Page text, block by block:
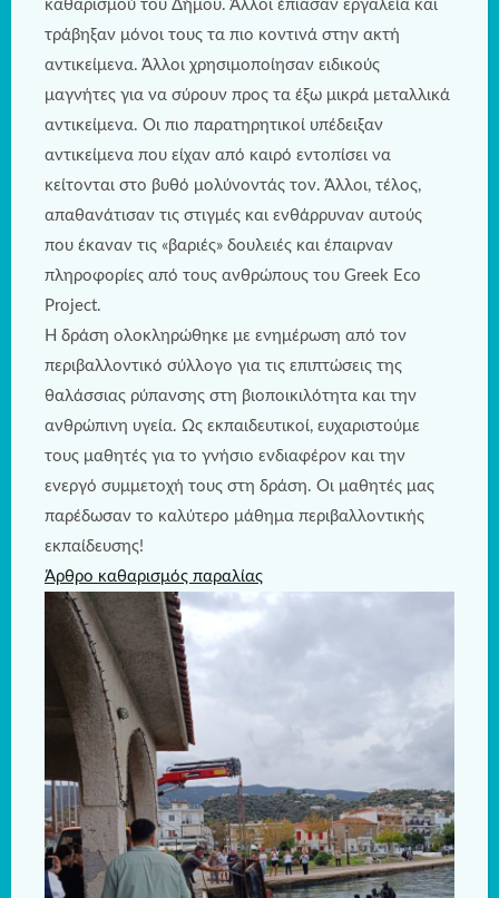
καθαρισμού του Δήμου. Άλλοι έπιασαν εργαλεία και
τράβηξαν μόνοι τους τα πιο κοντινά στην ακτή
αντικείμενα. Άλλοι χρησιμοποίησαν ειδικούς
μαγνήτες για να σύρουν προς τα έξω μικρά μεταλλικά
αντικείμενα. Οι πιο παρατηρητικοί υπέδειξαν
αντικείμενα που είχαν από καιρό εντοπίσει να
κείτονται στο βυθό μολύνοντάς τον. Άλλοι, τέλος,
απαθανάτισαν τις στιγμές και ενθάρρυναν αυτούς
που έκαναν τις «βαριές» δουλειές και έπαιρναν
πληροφορίες από τους ανθρώπους του Greek Eco
Project.
Η δράση ολοκληρώθηκε με ενημέρωση από τον
περιβαλλοντικό σύλλογο για τις επιπτώσεις της
θαλάσσιας ρύπανσης στη βιοποικιλότητα και την
ανθρώπινη υγεία. Ως εκπαιδευτικοί, ευχαριστούμε
τους μαθητές για το γνήσιο ενδιαφέρον και την
ενεργό συμμετοχή τους στη δράση. Οι μαθητές μας
παρέδωσαν το καλύτερο μάθημα περιβαλλοντικής
εκπαίδευσης!
Άρθρο καθαρισμός παραλίας